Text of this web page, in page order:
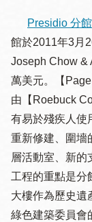
Presidio 分
館於2011年3月
Joseph Chow &
萬美元。【
由【Roebuck
有易於殘疾人使
重新修建、圍墻
層活動室、新的
工程的重點是分
大樓作為歷史遺
綠色建築委員會